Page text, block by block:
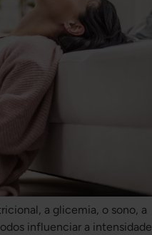
a glicemia, o sono, a
influenciar a intensidade